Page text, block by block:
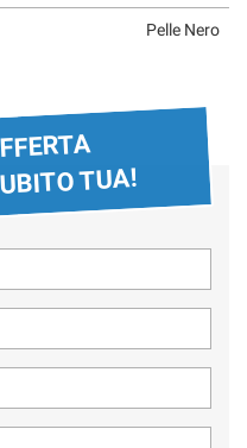
Pelle Nero
TUA!